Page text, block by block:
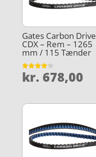
Gates Carbon Drive
CDX – Rem – 1265
mm / 115 Tænder
Vurderet
4.2
kr. 678,00